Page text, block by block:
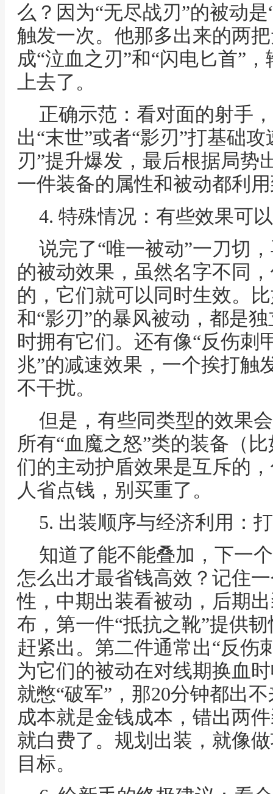
么？因为“无尽战刃”的被动
触发一次。他那多出来的两
成“泣血之刃”和“闪电匕首”
上去了。
正确示范：看对面的射手
出“末世”或者“影刃”打基础
刃”提升爆发，最后根据局势
一件装备的属性和被动都利
4. 特殊情况：有些效果可
说完了“唯一被动”一刀切
的被动效果，虽然名字不同
的，它们就可以同时生效。
和“影刃”的暴风被动，都是
时拥有它们。还有像“反伤刺
兆”的减速效果，一个挨打触
不干扰。
但是，有些同类型的效果
所有“血魔之怒”类的装备（
们的主动护盾效果是互斥的
人省点钱，别买重了。
5. 出装顺序与经济利用：
知道了能不能叠加，下一
怎么出才最省钱高效？记住
性，中期出装看被动，后期
布，第一件“抵抗之靴”提供
赶紧出。第二件通常出“反伤
为它们的被动在对线期换血
就憋“破军”，那20分钟都出
成本就是金钱成本，错出两
就白费了。规划出装，就像
目标。